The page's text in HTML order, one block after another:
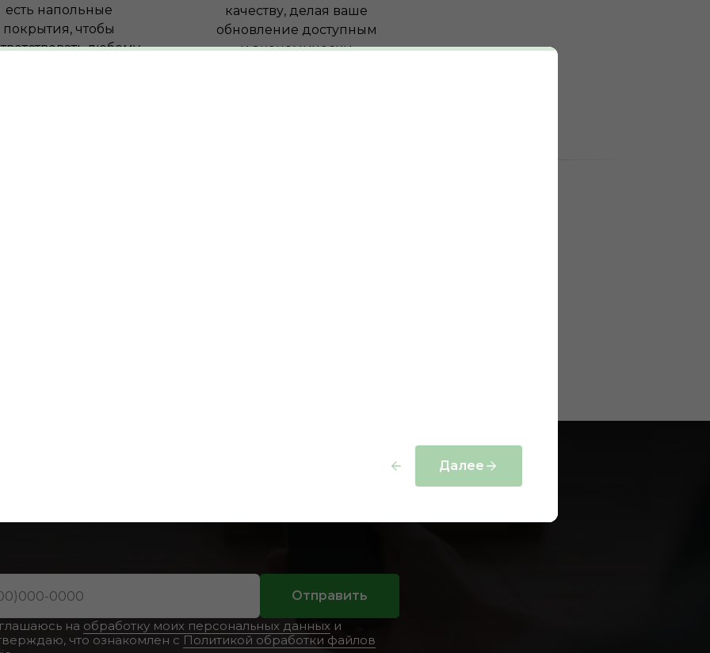
Далее
есть напольные
покрытия, чтобы
любому
качеству, делая ваше
обновление доступным
и экономически
на обработку моих персональных данных и
что ознакомлен с Политикой обработки файлов
Отправить